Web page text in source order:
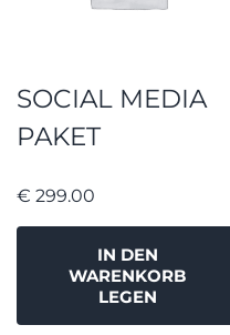
SOCIAL MEDIA
PAKET
€ 299.00
IN DEN
WARENKORB
LEGEN